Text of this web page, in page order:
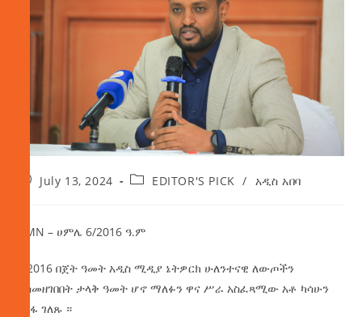
July 13, 2024 EDITOR'S PICK / አዲስ አበባ
AMN – ሀምሌ 6/2016 ዓ.ም
የ 2016 በጀት ዓመት አዲስ ሚዲያ ኔትዎርክ ሁለንተናዊ ለውጦችን
ያስመዘገበበት ታላቅ ዓመት ሆኖ ማለፉን ዋና ሥራ አስፈጻሚው አቶ ካሳሁን
ጎንፋ ገለጹ ።